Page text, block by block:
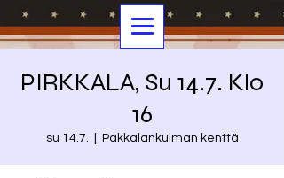
PIRKKALA, Su 14.7. Klo
16
su 14.7. Pakkalankulman kenttä